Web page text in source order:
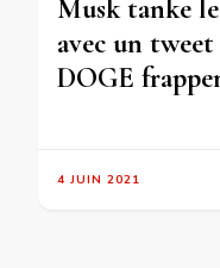
Musk tanke
avec un
DOGE
4 JUIN 2021